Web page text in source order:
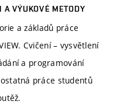
A VÝUKOVÉ METODY
a základů práce
Cvičení – vysvětlení
a programování
práce studentů